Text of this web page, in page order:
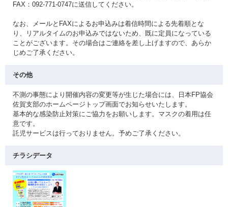
FAX：092-771-0747に送信してください。
なお、メールとFAXによるお申込みは着信時間による先着順とな
り、リアルタイムのお申込みではないため、既に定員になっている
ことがございます。その場合はご連絡を差し上げますので、あらか
じめご了承ください。
その他
不測の事態により開催内容の変更等が生じた場合には、日本FP協会
佐賀支部のホームページトップ画面でお知らせいたします。
基本的な感染防止対策にご協力をお願いします。マスクの着用は任
意です。
託児サービスは行っておりません。予めご了承ください。
チラシデータ